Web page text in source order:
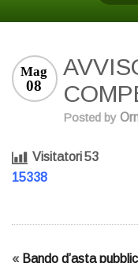
Mag
08
Posted by
Visitatori53
15338
« Bando d’asta